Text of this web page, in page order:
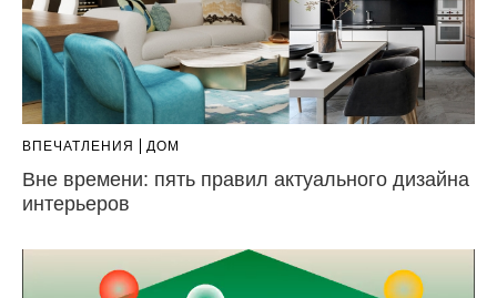
ВПЕЧАТЛЕНИЯ ДОМ
Вне времени: пять правил актуального дизайна
интерьеров